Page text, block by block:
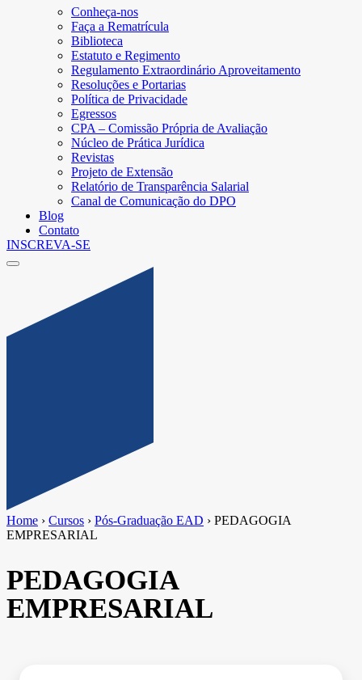
Conheça-nos
Faça a Rematrícula
Biblioteca
Estatuto e Regimento
Regulamento Extraordinário Aproveitamento
Resoluções e Portarias
Política de Privacidade
Egressos
CPA – Comissão Própria de Avaliação
Núcleo de Prática Jurídica
Revistas
Projeto de Extensão
Relatório de Transparência Salarial
Canal de Comunicação do DPO
Blog
Contato
INSCREVA-SE
Home › Cursos › Pós-Graduação EAD › PEDAGOGIA
EMPRESARIAL
PEDAGOGIA
EMPRESARIAL